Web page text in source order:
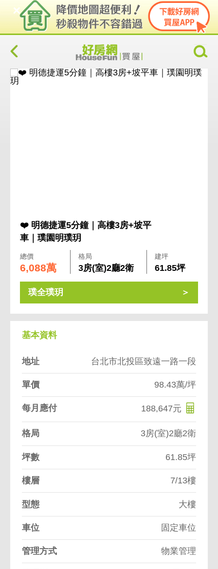
❤️ 明德捷運5分鐘｜高樓3房+坡平
車｜璞園明璞玥
總價
6,088萬
格局
3房(室)2廳2衛
建坪
61.85坪
璞全璞玥
基本資料
地址 台北市北投區致遠一路一段
單價 98.43萬/坪
每月應付 188,647元
格局 3房(室)2廳2衛
坪數 61.85坪
樓層 7/13樓
型態 大樓
車位 固定車位
管理方式 物業管理